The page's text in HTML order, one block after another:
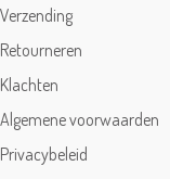
Verzending
Retourneren
Klachten
Algemene voorwaarden
Privacybeleid